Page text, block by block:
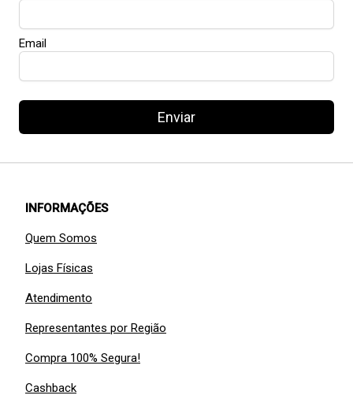
Email
Enviar
INFORMAÇÕES
Quem Somos
Lojas Físicas
Atendimento
Representantes por Região
Compra 100% Segura!
Cashback